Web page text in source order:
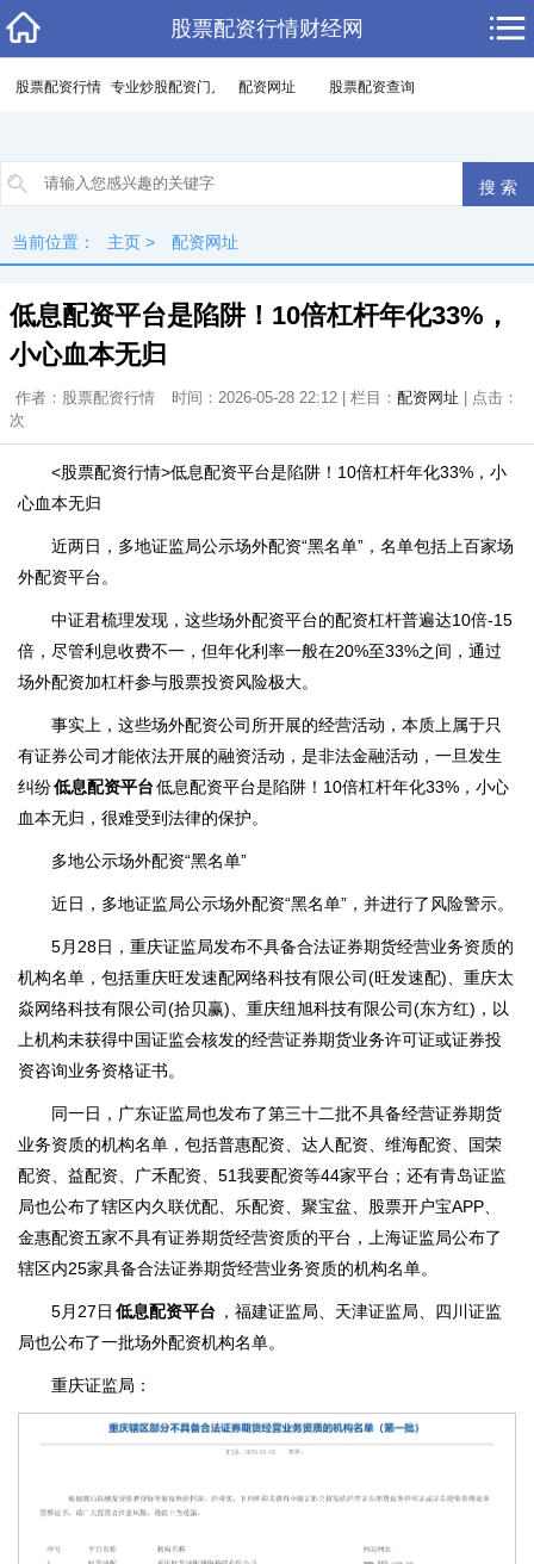
股票配资行情财经网
股票配资行情 专业炒股配资门户 配资网址 股票配资查询
当前位置： 主页 > 配资网址
低息配资平台是陷阱！10倍杠杆年化33%，
小心血本无归
作者：股票配资行情 时间：2026-05-28 22:12 | 栏目： 配资网址 | 点击：
次
<股票配资行情>低息配资平台是陷阱！10倍杠杆年化33%，小
心血本无归
近两日，多地证监局公示场外配资“黑名单”，名单包括上百家场
外配资平台。
中证君梳理发现，这些场外配资平台的配资杠杆普遍达10倍-15
倍，尽管利息收费不一，但年化利率一般在20%至33%之间，通过
场外配资加杠杆参与股票投资风险极大。
事实上，这些场外配资公司所开展的经营活动，本质上属于只
有证券公司才能依法开展的融资活动，是非法金融活动，一旦发生
纠纷低息配资平台低息配资平台是陷阱！10倍杠杆年化33%，小心
血本无归，很难受到法律的保护。
多地公示场外配资“黑名单”
近日，多地证监局公示场外配资“黑名单”，并进行了风险警示。
5月28日，重庆证监局发布不具备合法证券期货经营业务资质的
机构名单，包括重庆旺发速配网络科技有限公司(旺发速配)、重庆太
焱网络科技有限公司(拾贝赢)、重庆纽旭科技有限公司(东方红)，以
上机构未获得中国证监会核发的经营证券期货业务许可证或证券投
资咨询业务资格证书。
同一日，广东证监局也发布了第三十二批不具备经营证券期货
业务资质的机构名单，包括普惠配资、达人配资、维海配资、国荣
配资、益配资、广禾配资、51我要配资等44家平台；还有青岛证监
局也公布了辖区内久联优配、乐配资、聚宝盆、股票开户宝APP、
金惠配资五家不具有证券期货经营资质的平台，上海证监局公布了
辖区内25家具备合法证券期货经营业务资质的机构名单。
5月27日 低息配资平台 ，福建证监局、天津证监局、四川证监
局也公布了一批场外配资机构名单。
重庆证监局：